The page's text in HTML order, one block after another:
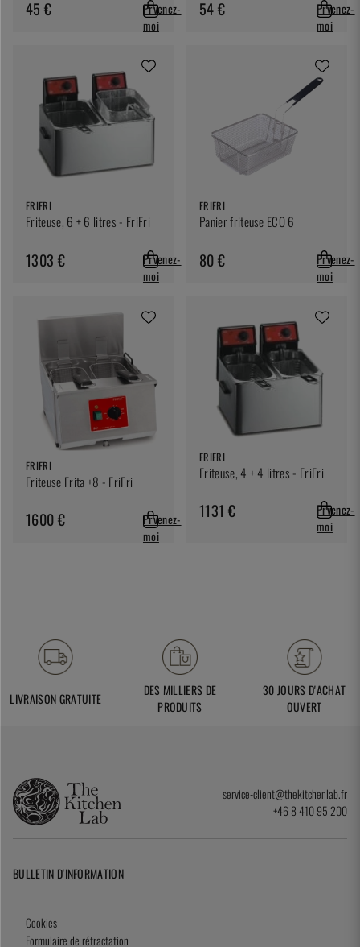
45 €
Prvenez-
moi
54 €
Prvenez-
moi
FRIFRI
Friteuse, 6 + 6 litres - FriFri
1303 €
Prvenez-
moi
FRIFRI
Panier friteuse ECO 6
80 €
Prvenez-
moi
FRIFRI
Friteuse Frita +8 - FriFri
1600 €
Prvenez-
moi
FRIFRI
Friteuse, 4 + 4 litres - FriFri
1131 €
Prvenez-
moi
LIVRAISON GRATUITE
DES MILLIERS DE
PRODUITS
30 JOURS D'ACHAT
OUVERT
service-client@thekitchenlab.fr
+46 8 410 95 200
BULLETIN D'INFORMATION
Cookies
Formulaire de rétractation